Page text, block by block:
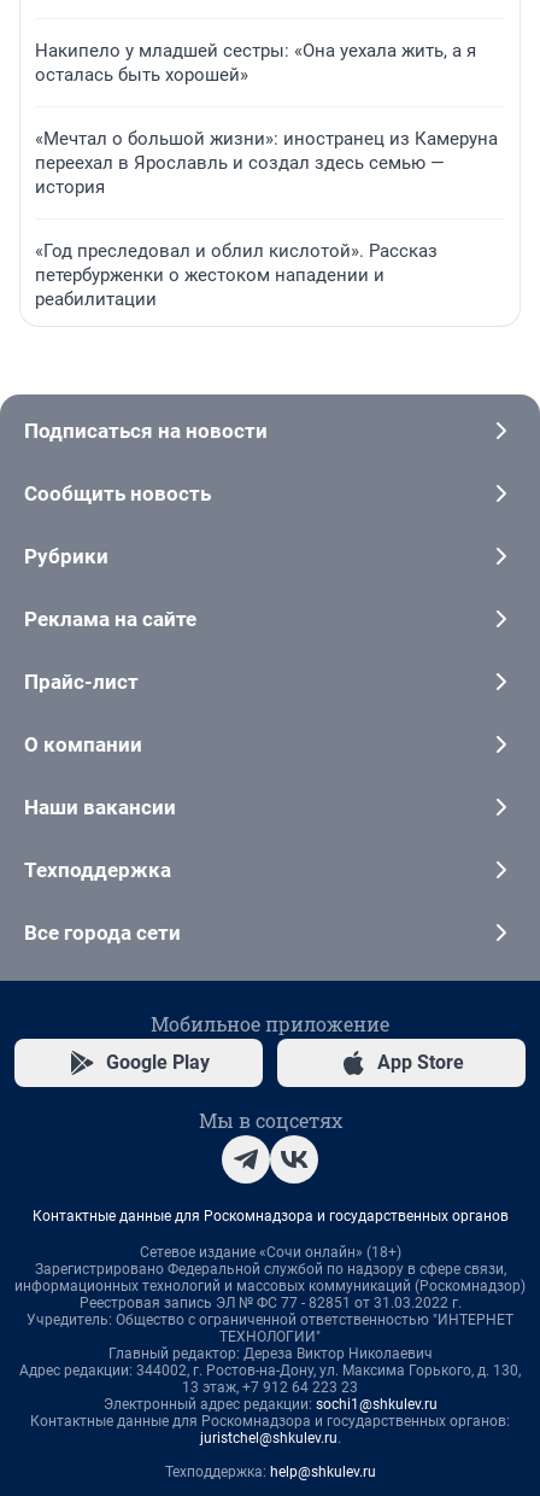
Накипело у младшей сестры: «Она уехала жить, а я
осталась быть хорошей»
«Мечтал о большой жизни»: иностранец из Камеруна
переехал в Ярославль и создал здесь семью —
история
«Год преследовал и облил кислотой». Рассказ
петербурженки о жестоком нападении и
реабилитации
Подписаться на новости
Сообщить новость
Рубрики
Реклама на сайте
Прайс-лист
О компании
Наши вакансии
Техподдержка
Все города сети
Мобильное приложение
Google Play App Store
Мы в соцсетях
Контактные данные для Роскомнадзора и государственных органов
Сетевое издание «Сочи онлайн» (18+)
Зарегистрировано Федеральной службой по надзору в сфере связи,
информационных технологий и массовых коммуникаций (Роскомнадзор)
Реестровая запись ЭЛ № ФС 77 - 82851 от 31.03.2022 г.
Учредитель: Общество с ограниченной ответственностью "ИНТЕРНЕТ
ТЕХНОЛОГИИ"
Главный редактор: Дереза Виктор Николаевич
Адрес редакции: 344002, г. Ростов-на-Дону, ул. Максима Горького, д. 130,
13 этаж, +7 912 64 223 23
Электронный адрес редакции: sochi1@shkulev.ru
Контактные данные для Роскомнадзора и государственных органов:
juristchel@shkulev.ru.
Техподдержка: help@shkulev.ru